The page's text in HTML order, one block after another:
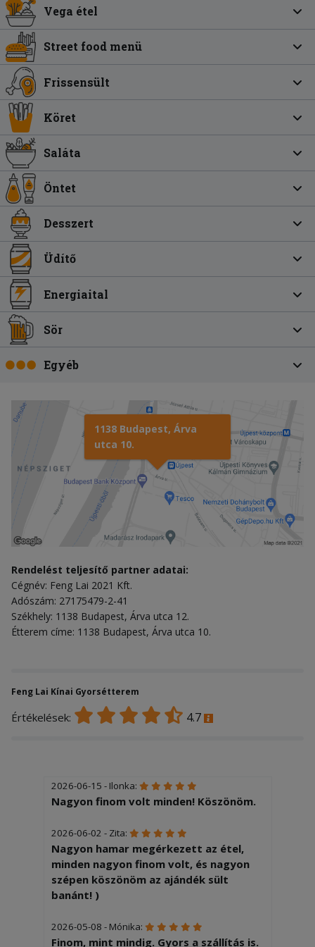
Vega étel
Street food menü
Frissensült
Köret
Saláta
Öntet
Desszert
Üdítő
Energiaital
Sör
Egyéb
1138 Budapest, Árva
utca 10.
Rendelést teljesítő partner adatai:
Cégnév: Feng Lai 2021 Kft.
Adószám: 27175479-2-41
Székhely: 1138 Budapest, Árva utca 12.
Étterem címe: 1138 Budapest, Árva utca 10.
Feng Lai Kínai Gyorsétterem
Értékelések: 4.7
2026-06-15 - Ilonka:
Nagyon finom volt minden! Köszönöm.
2026-06-02 - Zita:
Nagyon hamar megérkezett az étel,
minden nagyon finom volt, és nagyon
szépen köszönöm az ajándék sült
banánt! )
2026-05-08 - Mónika:
Finom, mint mindig. Gyors a szállítás is.